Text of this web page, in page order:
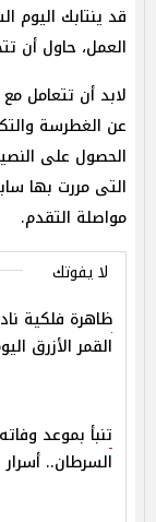
قد ينتابك اليوم
العمل، حاول أن
لابد أن تتعامل
عن الغطرسة
الحصول على
التى مررت بها
مواصلة التقدم.
لا يفوتك
ظاهرة فلكية
القمر الأزرق
تنبأ بموعد
السرطان..